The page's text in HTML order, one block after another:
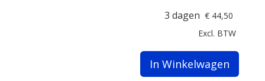
3 dagen € 44,50
Excl. BTW
In Winkelwagen